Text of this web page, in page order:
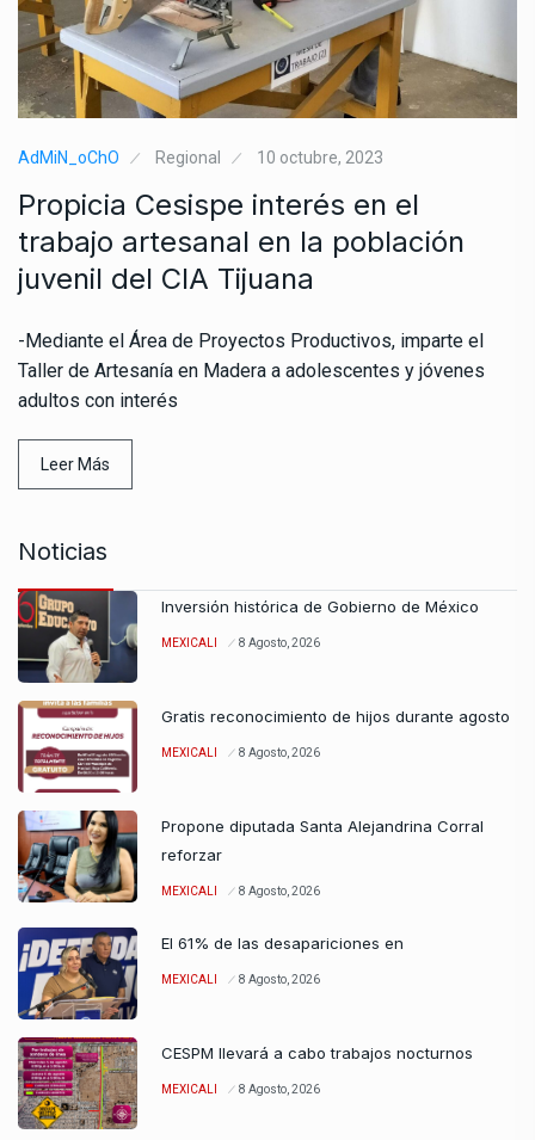
AdMiN_oChO Regional 10 octubre, 2023
Propicia Cesispe interés en el
trabajo artesanal en la población
juvenil del CIA Tijuana
-Mediante el Área de Proyectos Productivos, imparte el
Taller de Artesanía en Madera a adolescentes y jóvenes
adultos con interés
Leer Más
Noticias
Inversión histórica de Gobierno de México
MEXICALI 8 Agosto, 2026
Gratis reconocimiento de hijos durante agosto
MEXICALI 8 Agosto, 2026
Propone diputada Santa Alejandrina Corral
reforzar
MEXICALI 8 Agosto, 2026
El 61% de las desapariciones en
MEXICALI 8 Agosto, 2026
CESPM llevará a cabo trabajos nocturnos
MEXICALI 8 Agosto, 2026